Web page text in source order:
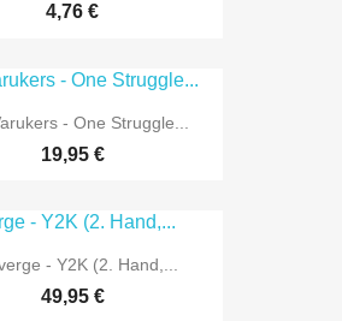
4,76 €
- One Struggle...
19,95 €
- Y2K (2. Hand,...
49,95 €